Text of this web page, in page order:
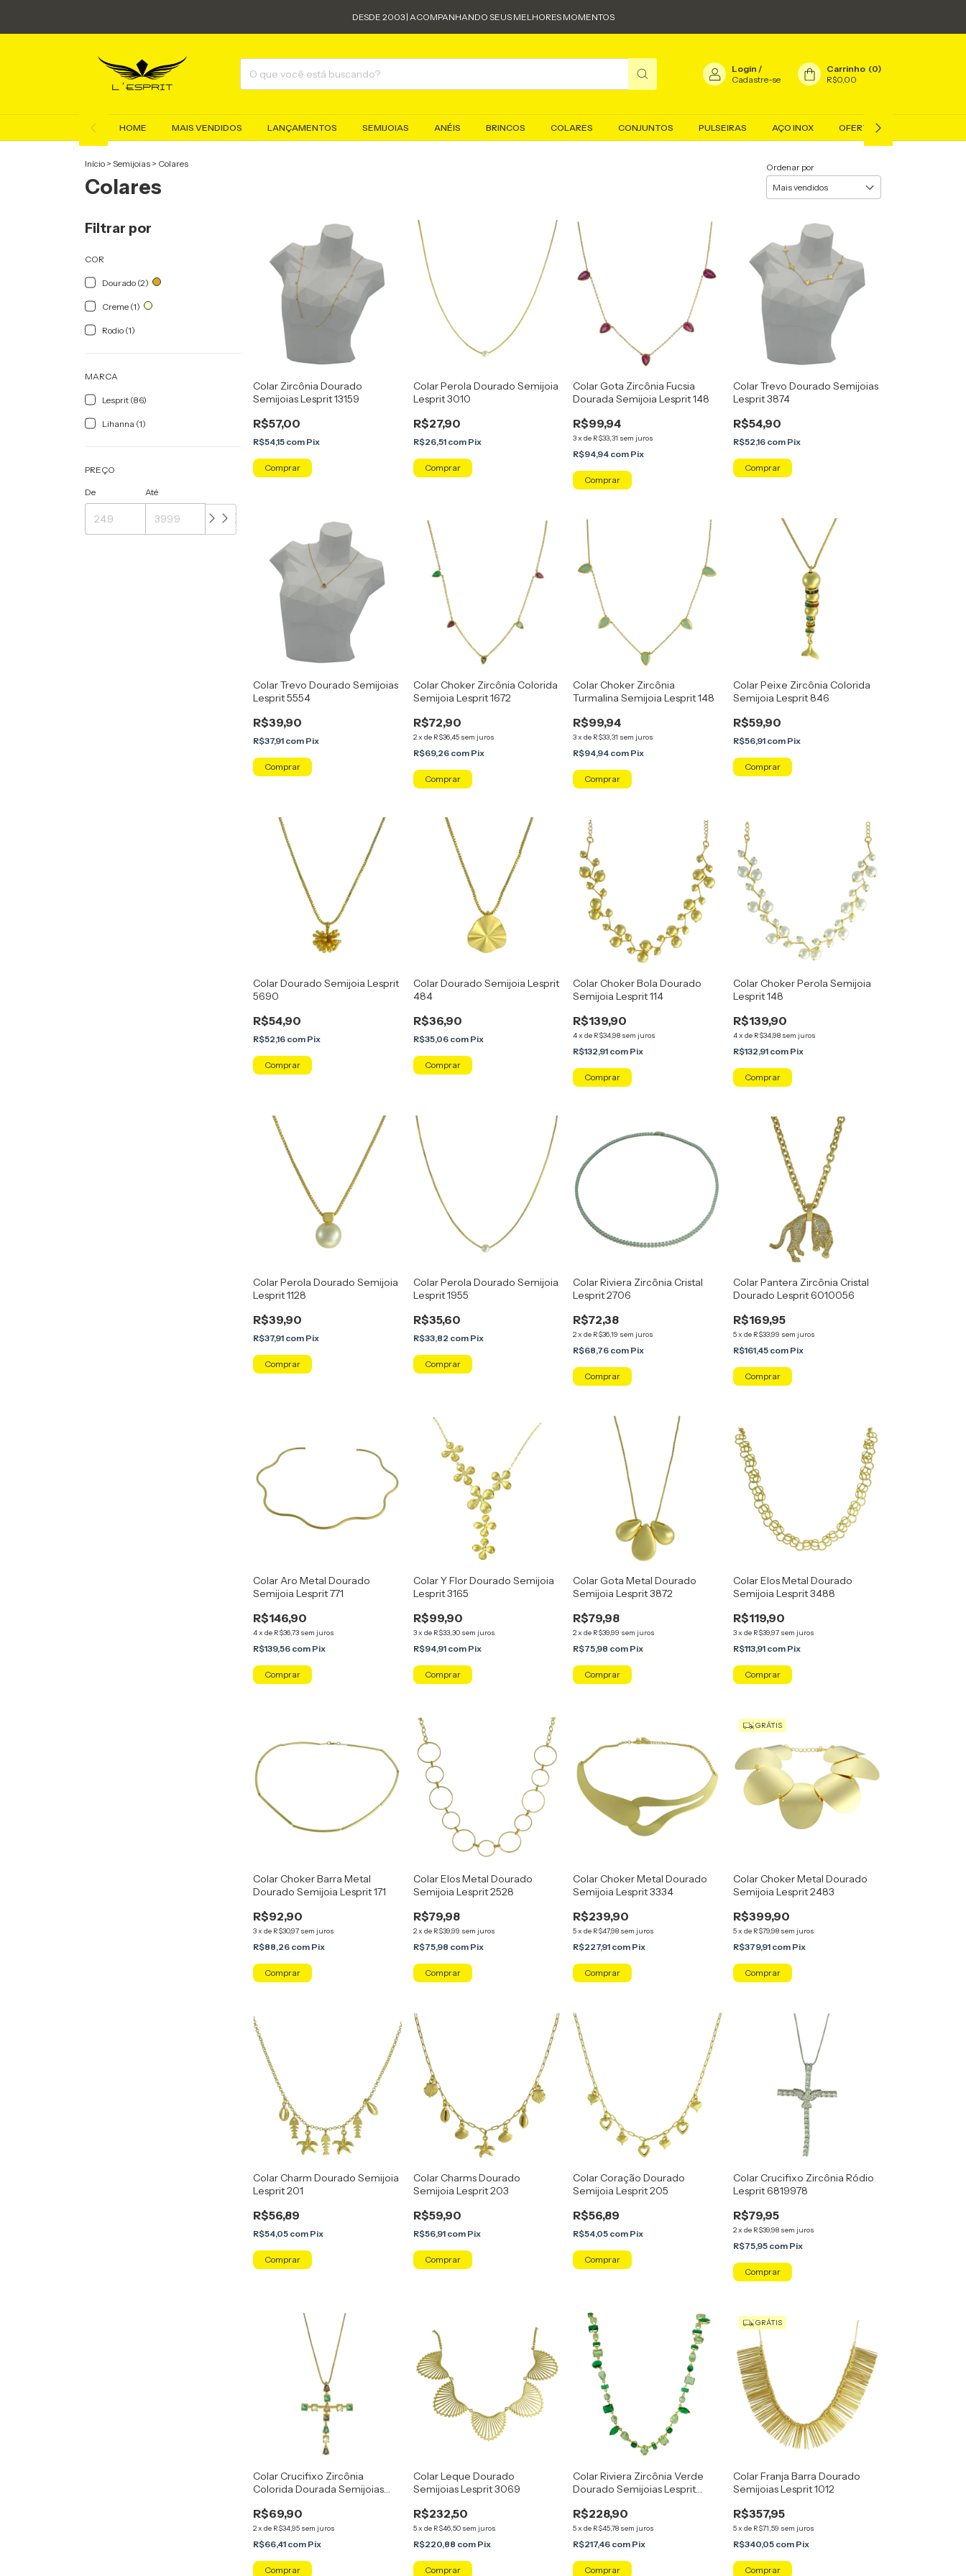
DESDE 2003 | ACOMPANHANDO SEUS MELHORES MOMENTOS
Login /
Cadastre-se
Carrinho (0)
R$0,00
HOME MAIS VENDIDOS LANÇAMENTOS SEMIJOIAS ANÉIS BRINCOS COLARES CONJUNTOS PULSEIRAS AÇO INOX OFERTAS
Início > Semijoias > Colares
Colares
Ordenar por
Filtrar por
COR
Dourado (2)
Creme (1)
Rodio (1)
MARCA
Lesprit (86)
Lihanna (1)
PREÇO
De Até
Colar Zircônia Dourado
Semijoias Lesprit 13159
R$57,00
R$54,15 com Pix
Colar Perola Dourado Semijoia
Lesprit 3010
R$27,90
R$26,51 com Pix
Colar Gota Zircônia Fucsia
Dourada Semijoia Lesprit 148
R$99,94
3xde R$33,31 sem juros
R$94,94 com Pix
Colar Trevo Dourado Semijoias
Lesprit 3874
R$54,90
R$52,16 com Pix
Colar Trevo Dourado Semijoias
Lesprit 5554
R$39,90
R$37,91 com Pix
Colar Choker Zircônia Colorida
Semijoia Lesprit 1672
R$72,90
2x de R$36,45 sem juros
R$69,26 com Pix
Colar Choker Zircônia
Turmalina Semijoia Lesprit 148
R$99,94
3xde R$33,31 sem juros
R$94,94 com Pix
Colar Peixe Zircônia Colorida
Semijoia Lesprit 846
R$59,90
R$56,91 com Pix
Colar Dourado Semijoia Lesprit
5690
R$54,90
R$52,16 com Pix
Colar Dourado Semijoia Lesprit
484
R$36,90
R$35,06 com Pix
Colar Choker Bola Dourado
Semijoia Lesprit 114
R$139,90
4xde R$34,98 sem juros
R$132,91 com Pix
Colar Choker Perola Semijoia
Lesprit 148
R$139,90
4x de R$34,98 sem juros
R$132,91 com Pix
Colar Perola Dourado Semijoia
Lesprit 1128
R$39,90
R$37,91 com Pix
Colar Perola Dourado Semijoia
Lesprit 1955
R$35,60
R$33,82 com Pix
Colar Riviera Zircônia Cristal
Lesprit 2706
R$72,38
2xde R$36,19 sem juros
R$68,76 com Pix
Comprar
Colar Pantera Zircônia Cristal
Dourado Lesprit 6010056
R$169,95
5x de R$33,99 sem juros
R$161,45 com Pix
Colar Aro Metal Dourado
Semijoia Lesprit 771
R$146,90
4xde R$36,73 sem juros
R$139,56 com Pix
Colar Y Flor Dourado Semijoia
Lesprit 3165
R$99,90
3x de R$33,30 sem juros
R$94,91 com Pix
Colar Gota Metal Dourado
Semijoia Lesprit 3872
R$79,98
2xde R$39,99 sem juros
R$75,98 com Pix
Colar Elos Metal Dourado
Semijoia Lesprit 3488
R$119,90
3x de R$39,97 sem juros
R$113,91 com Pix
Colar Choker Barra Metal
Dourado Semijoia Lesprit 171
R$92,90
3xde R$30,97 sem juros
R$88,26 com Pix
Colar Elos Metal Dourado
Semijoia Lesprit 2528
R$79,98
2x de R$39,99 sem juros
R$75,98 com Pix
Colar Choker Metal Dourado
Semijoia Lesprit 3334
R$239,90
5xde R$47,98 sem juros
R$227,91 com Pix
GRÁTIS
Colar Choker Metal Dourado
Semijoia Lesprit 2483
R$399,90
5x de R$79,98 sem juros
R$379,91 com Pix
Colar Charm Dourado Semijoia
Lesprit 201
R$56,89
R$54,05 com Pix
Colar Charms Dourado
Semijoia Lesprit 203
R$59,90
R$56,91 com Pix
Colar Coração Dourado
Semijoia Lesprit 205
R$56,89
R$54,05 com Pix
Colar Crucifixo Zircônia Ródio
Lesprit 6819978
R$79,95
2x de R$39,98 sem juros
R$75,95 com Pix
Colar Crucifixo Zircônia
Colorida Dourada Semijoias
R$69,90
2xde R$34,95 sem juros
R$66,41 com Pix
Colar Leque Dourado
Semijoias Lesprit 3069
R$232,50
5x de R$46,50 sem juros
R$220,88 com Pix
Colar Riviera Zircônia Verde
Dourado Semijoias Lesprit
R$228,90
5xde R$45,78 sem juros
R$217,46 com Pix
GRÁTIS
Colar Franja Barra Dourado
Semijoias Lesprit 1012
R$357,95
5x de R$71,59 sem juros
R$340,05 com Pix